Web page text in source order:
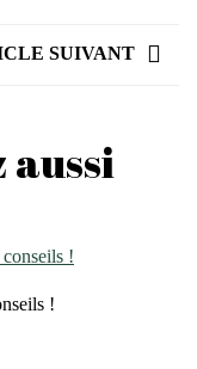
SUIVANT
aussi
!